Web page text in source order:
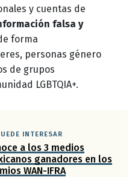
y cuentas de
falsa y
forma
personas género
de grupos
LGBTQIA+.
INTERESAR
a los 3 medios
ganadores en los
WAN-IFRA